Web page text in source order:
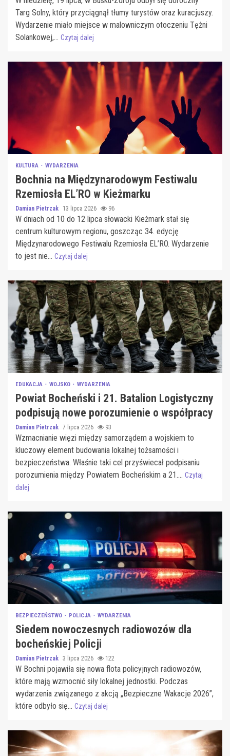
Targ Solny, który przyciągnął tłumy turystów oraz kuracjuszy.
Wydarzenie miało miejsce w malowniczym otoczeniu Tężni
Solankowej,... Czytaj dalej
KULTURA WYDARZENIA
Bochnia na Międzynarodowym Festiwalu
Rzemiosła EL’RO w Kieżmarku
Damian Pietrzak 13 lipca 2026 96
W dniach od 10 do 12 lipca słowacki Kieżmark stał się
centrum kulturowym regionu, goszcząc 34. edycję
Międzynarodowego Festiwalu Rzemiosła EL’RO. Wydarzenie
to jest nie... Czytaj dalej
EDUKACJA WOJSKO WYDARZENIA
Powiat Bocheński i 21. Batalion Logistyczny
podpisują nowe porozumienie o współpracy
Damian Pietrzak 7 lipca 2026 93
Wzmacnianie więzi między samorządem a wojskiem to
kluczowy element budowania lokalnej tożsamości i
bezpieczeństwa. Właśnie taki cel przyświecał podpisaniu
porozumienia między Powiatem Bocheńskim a 21.... Czytaj
dalej
BEZPIECZEŃSTWO POLICJA WYDARZENIA
Siedem nowoczesnych radiowozów dla
bocheńskiej Policji
Damian Pietrzak 3 lipca 2026 122
W Bochni pojawiła się nowa flota policyjnych radiowozów,
które mają wzmocnić siły lokalnej jednostki. Podczas
wydarzenia związanego z akcją „Bezpieczne Wakacje 2026”,
które odbyło się... Czytaj dalej